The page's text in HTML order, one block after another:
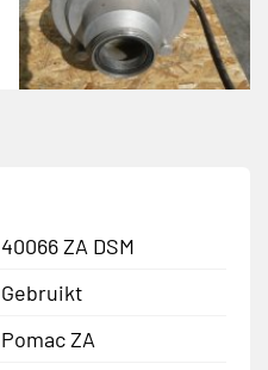
40066 ZA DSM
Gebruikt
Pomac ZA